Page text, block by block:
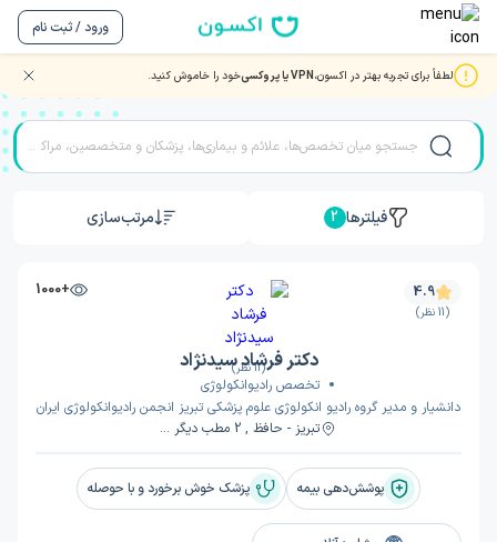
ورود / ثبت نام
لطفاً برای تجربه بهتر در اکسون،VPN یا پروکسی خود را خاموش کنید.
مشاوره و ویزیت آنلاین با بهترین دکتر و متخصصان در تبریز
فیلترها 2 مرتب‌سازی
(11 نظر)
+1000 4.9
(11 نظر)
دکتر فرشاد سیدنژاد
تخصص رادیوانکولوژی
دانشیار و مدیر گروه رادیو انکولوژی علوم پزشکی تبریز انجمن رادیوانکولوژی ایران
تبریز - حافظ , 2 مطب دیگر ...
پوشش‌دهی بیمه پزشک خوش برخورد و با حوصله